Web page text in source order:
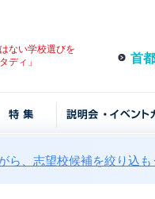
ない学校選びを
ディ」
首
ら、志望校候補を絞り込も